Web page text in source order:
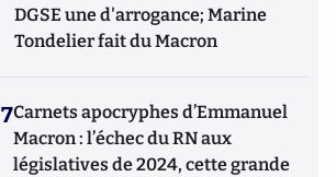
DGSE une d'arrogance; Marine
Tondelier fait du Macron
7Carnets apocryphes d’Emmanuel
Macron : l’échec du RN aux
législatives de 2024, cette grande